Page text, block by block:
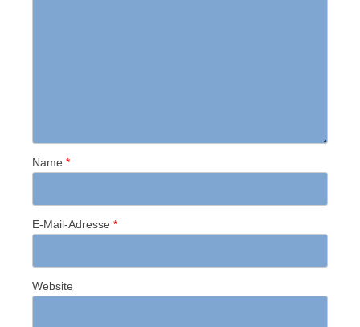
Name *
E-Mail-Adresse *
Website